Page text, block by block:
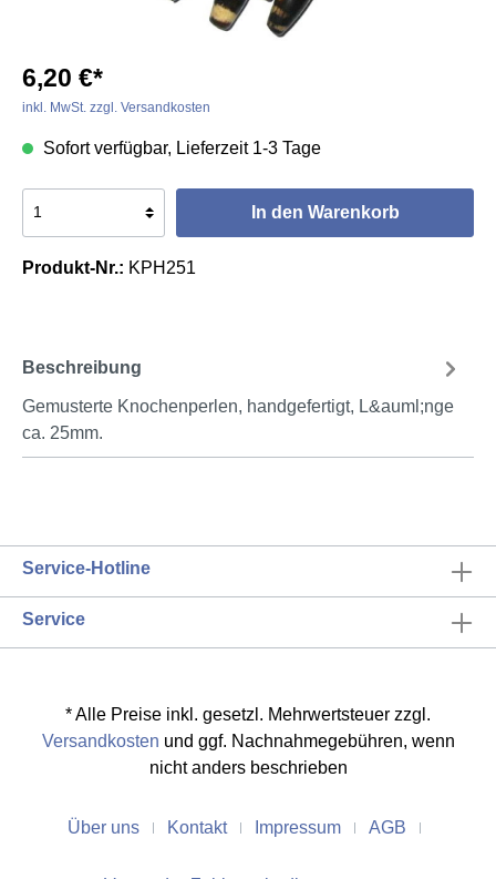
6,20 €*
inkl. MwSt. zzgl. Versandkosten
Sofort verfügbar, Lieferzeit 1-3 Tage
In den Warenkorb
Produkt-Nr.: KPH251
Beschreibung
Gemusterte Knochenperlen, handgefertigt, L&auml;nge
ca. 25mm.
Service-Hotline
Service
* Alle Preise inkl. gesetzl. Mehrwertsteuer zzgl.
Versandkosten und ggf. Nachnahmegebühren, wenn
nicht anders beschrieben
Über uns Kontakt Impressum AGB